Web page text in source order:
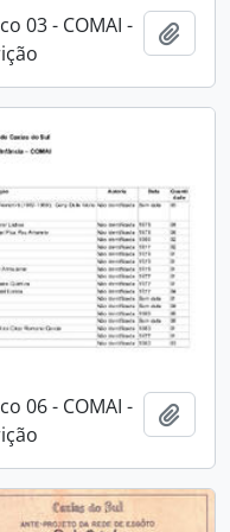
03 - COMAI -
06 - COMAI -